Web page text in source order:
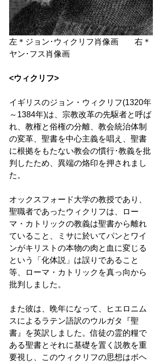
左＊ジョン･ウィクリフ肖像画　　右＊
ヤン･フス肖像画
<ウィクリフ>
イギリスのジョン・ウィクリフ(1320年
～1384年)は、宗教改革の先駆者と呼ば
れ、教権と俗権の分離、教会統治体制
の変革、聖書を中心主義を唱え、聖書
に根拠をもたない教会の慣行･教義を批
判したため、異端の烙印を押されまし
た。
オックスフォード大学の教授であり、
聖職者であったウィクリフは、ロー
マ・カトリックの教義は聖書から離れ
ていること、ミサに於いてパンとワイ
ンがキリストの本物の肉と血に変じる
という「化体説」は誤りであること
等、ローマ・カトリックを真っ向から
批判しました。
また彼は、晩年になって、ヒエロニム
スによるラテン語訳のウルガタ『聖
書』を英訳しました。信徒の霊的糧で
ある聖書とそれに基礎を置く説教を重
要視し、このウィクリフの思想はボヘ